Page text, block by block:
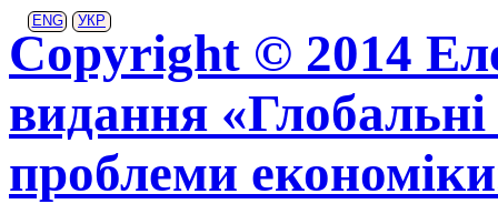
ENG УКР
Copyright © 2014
видання «Глобальні
проблеми